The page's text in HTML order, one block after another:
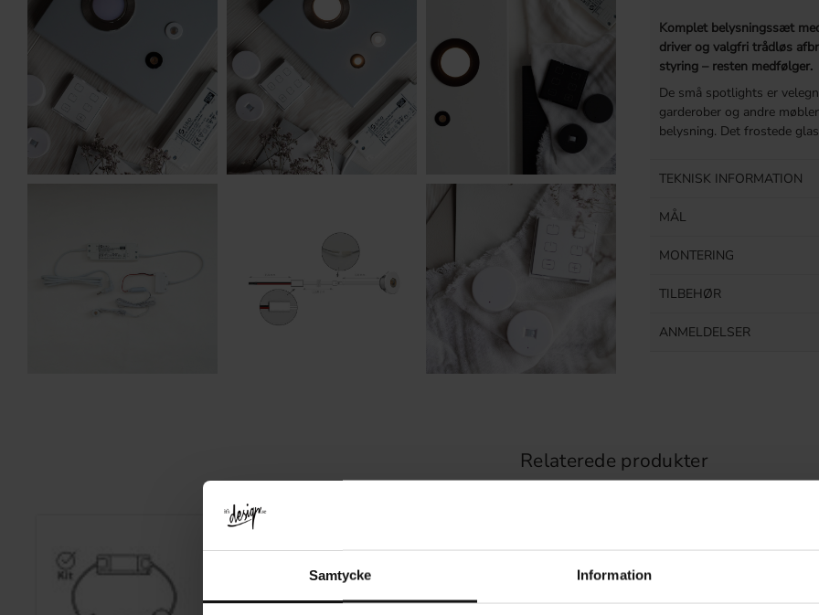
Samtycke Information
Komplet belysningssæt
driver og valgfri trådløs
styring – resten medfølger.
De små spotlights er
garderober og andre
belysning. Det frostede
TEKNISK INFORMATION
MÅL
MONTERING
TILBEHØR
ANMELDELSER
Relaterede produkter